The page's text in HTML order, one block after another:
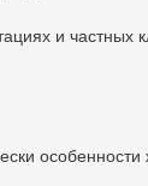
и частных